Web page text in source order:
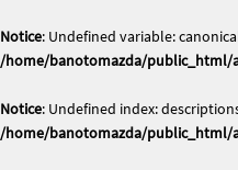
Notice: Undefined variable:
/home/banotomazda/public_html/
Notice: Undefined index:
/home/banotomazda/public_html/